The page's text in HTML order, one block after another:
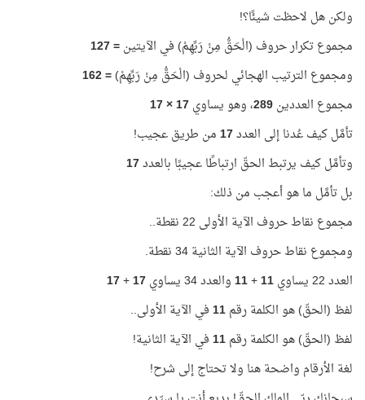
ولكن هل لاحظت شيئًا؟!
مجموع تكرار حروف (الْحَقُّ مِنْ رَبِّهِمْ) في الآيتين=
127
ومجموع الترتيب الهجائي لحروف (الْحَقُّ مِنْ رَبِّهِمْ)=
162
مجموع العددين289، وهو يساوي17 × 17
تأمَّل كيف عُدنا إلى العدد17من طريق عجيب!
وتأمَّل كيف يرتبط الحقّ ارتباطًا عجيبًا بالعدد17
بل تأمَّل ما هو أعجب من ذلك:
مجموع نقاط حروف الآية الأولى 22 نقطة..
ومجموع نقاط حروف الآية الثانية 34 نقطة.
العدد 22 يساوي
11
+
11والعدد 34 يساوي 17
+
17
لفظ (الحقّ) هو الكلمة رقم11في الآية الأولى..
لفظ (الحقّ) هو الكلمة رقم11في الآية الثانية!
لغة الأرقام واضحة هنا ولا تحتاج إلى شرح!